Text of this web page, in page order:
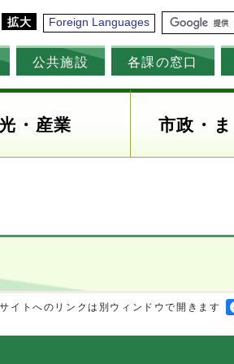
拡大 Foreign Languages
公共施設 各課の窓口
・産業 市政・
イトへのリンクは別ウィンドウで開きます